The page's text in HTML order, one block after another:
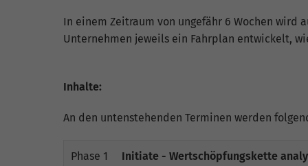
In einem Zeitraum von ungefähr 6 Wochen wird
Unternehmen jeweils ein Fahrplan entwickelt,
Inhalte:
An den untenstehenden Terminen werden
Phase 1
Initiate - Wertschöpfungskette